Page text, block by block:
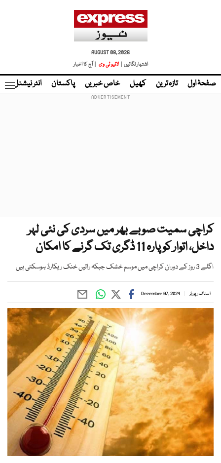
AUGUST 08, 2026
اشتہار لگائیں |
لائیو ٹی وی | آج کا اخبار
صفحۂ اول تازہ ترین کھیل خاص خبریں پاکستان انٹر نیشنل
کراچی سمیت صوبے بھر میں سردی کی نئی لہر
داخل، اتوار کو پارہ 11 ڈگری تک گرنے کا امکان
اگلے 3 روز کے دوران کراچی میں موسم خشک جبکہ راتیں خنک ریکارڈ ہوسکتی ہیں
اسٹاف رپورٹر December 07, 2024